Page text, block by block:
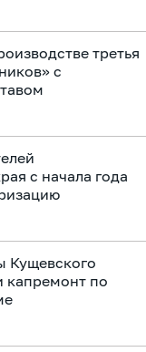
третья
с
с начала года
Кущевского
капремонт по